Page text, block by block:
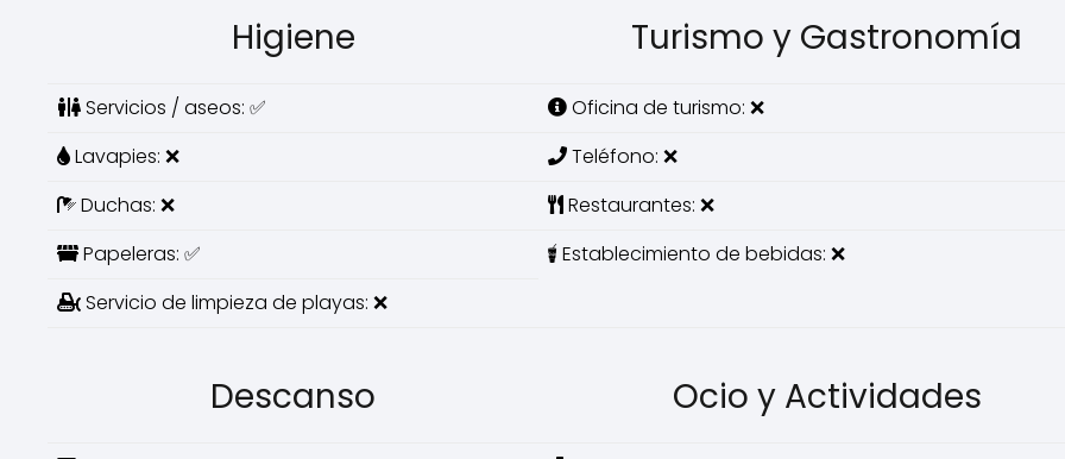
Higiene Turismo y Gastronomía
Servicios / aseos: ✅
Oficina de turismo: ❌
Lavapies: ❌
Teléfono: ❌
Duchas: ❌
Restaurantes: ❌
Papeleras: ✅
Establecimiento de bebidas: ❌
Servicio de limpieza de playas: ❌
Descanso Ocio y Actividades